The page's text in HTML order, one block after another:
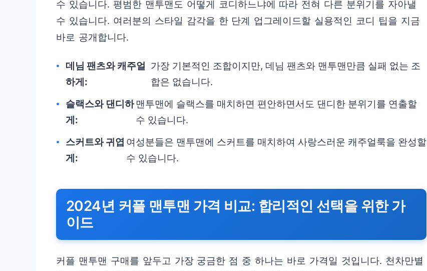
수 있습니다. 평범한 맨투맨도 어떻게 코디하느냐에 따라 전혀 다른 분위기를 자아낼
수 있습니다. 여러분의 스타일 감각을 한 단계 업그레이드할 실용적인 코디 팁을 지금
바로 공개합니다.
데님 팬츠와 캐주얼
하게:
가장 기본적인 조합이지만, 데님 팬츠와 맨투맨만큼 실패 없는 조
합은 없습니다.
슬랙스와 댄디하
게:
맨투맨에 슬랙스를 매치하면 편안하면서도 댄디한 분위기를 연출할
수 있습니다.
스커트와 귀엽
게:
여성분들은 맨투맨에 스커트를 매치하여 사랑스러운 캐주얼룩을 완성할
수 있습니다.
2024년 커플 맨투맨 가격 비교: 합리적인 선택을 위한 가
이드
커플 맨투맨 구매를 앞두고 가장 궁금한 점 중 하나는 바로 가격일 것입니다. 천차만별